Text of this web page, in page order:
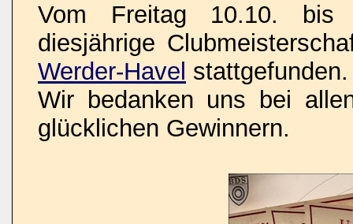
Vom Freitag 10.10. bis
diesjährige
Werder-Havel stattgefunden.
Wir bedanken uns bei
glücklichen Gewinnern.